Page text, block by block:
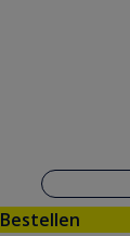
Bestellen